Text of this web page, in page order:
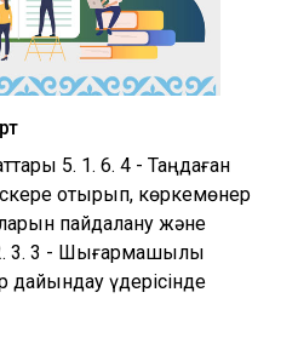
5. 1. 6. 4 - Таңдаған
ескере отырып, көркемөнер
пайдалану және
3. 3 - Шығармашылық
үдерісінде